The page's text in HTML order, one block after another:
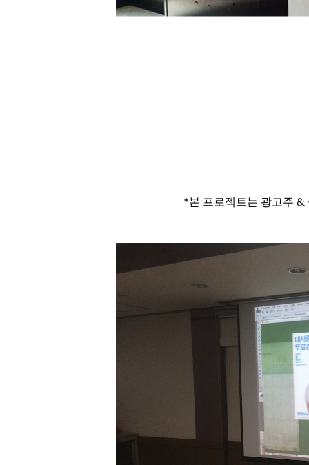
*본 프로젝트는 광고주 &